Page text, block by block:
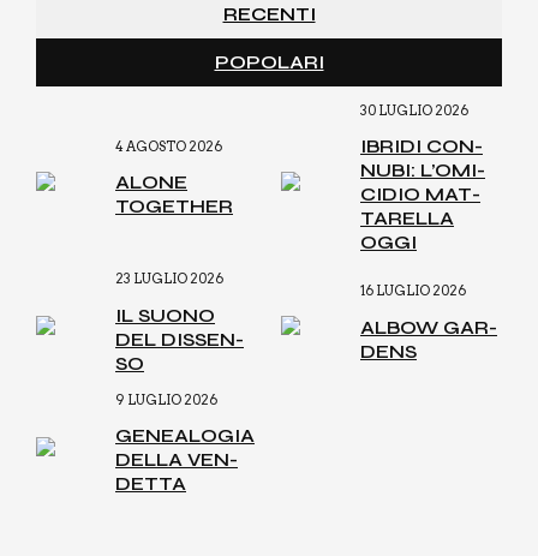
RECENTI
POPOLARI
4 AGOSTO 2026
ALO­NE
TOGE­THER
30 LUGLIO 2026
IBRI­DI CON­
NU­BI: L’O­MI­
CI­DIO MAT­
TA­REL­LA
OGGI
23 LUGLIO 2026
IL SUO­NO
DEL DIS­SEN­
SO
16 LUGLIO 2026
ALBOW GAR­
DENS
9 LUGLIO 2026
GENEA­LO­GIA
DEL­LA VEN­
DET­TA